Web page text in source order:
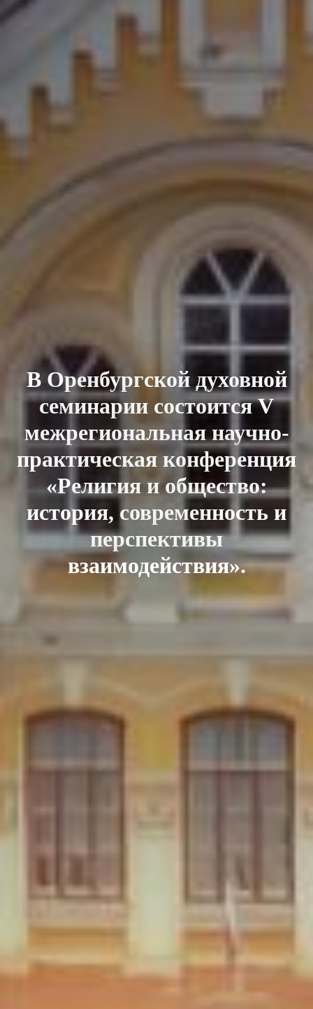
В Оренбургской духовной
семинарии состоится V
межрегиональная научно-
практическая конференция
«Религия и общество:
история, современность и
перспективы
взаимодействия».